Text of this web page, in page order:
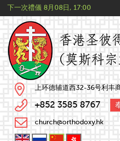
下一次禮儀 8月08日, 17:00
上环德辅道西32-36号利丰
+852 3585 8767
church@orthodoxy.hk